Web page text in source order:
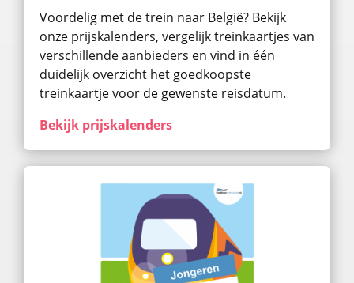
Voordelig met de trein naar België? Bekijk
onze prijskalenders, vergelijk treinkaartjes van
verschillende aanbieders en vind in één
duidelijk overzicht het goedkoopste
treinkaartje voor de gewenste reisdatum.
Bekijk prijskalenders